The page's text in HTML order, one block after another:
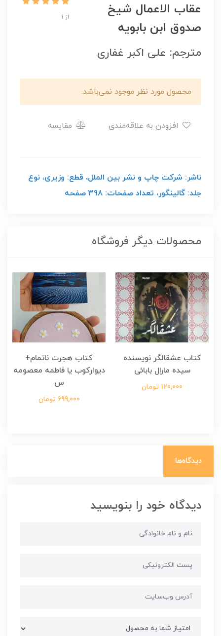
عقاب الاعمال شیخ
صدوق ابن بابویه
از 1
مترجم: علی اکبر غفاری
محصول مورد نظر موجود نمی‌باشد.
مقایسه
ناشر: شرکت چاپ و نشر بین الملل، قطع: وزیری، نوع
جلد: گالینگور، تعداد صفحات: 398 صفحه
محصولات دیگر فروشگاه
کتاب عشقالگر نویسنده
سیده مارال بابائی
120,000 تومان
کتاب هجرت ناتمام+
دیوارکوب یا فاطمه معصومه
س
699,000 تومان
دیدگاه‌ها
دیدگاه خود را بنویسید